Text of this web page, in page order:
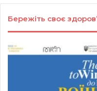
Бережіть своє